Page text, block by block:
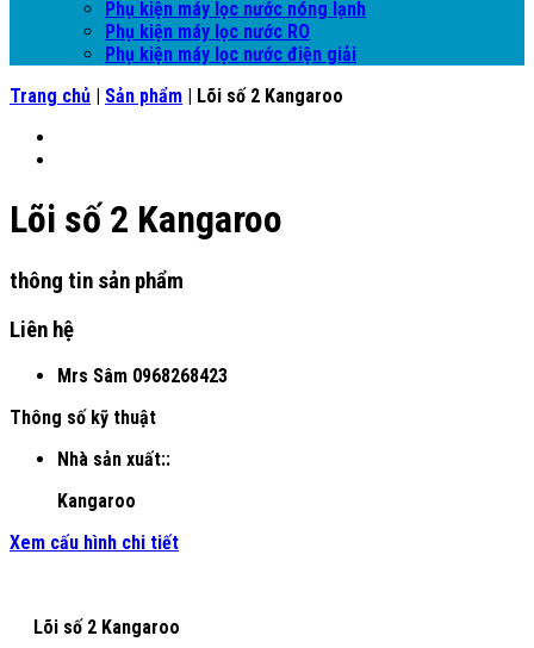
Phụ kiện máy lọc nước nóng lạnh
Phụ kiện máy lọc nước RO
Phụ kiện máy lọc nước điện giải
Trang chủ | Sản phẩm | Lõi số 2 Kangaroo
Lõi số 2 Kangaroo
thông tin sản phẩm
Liên hệ
Mrs Sâm 0968268423
Thông số kỹ thuật
Nhà sản xuất::
Kangaroo
Xem cấu hình chi tiết
Lõi số 2 Kangaroo